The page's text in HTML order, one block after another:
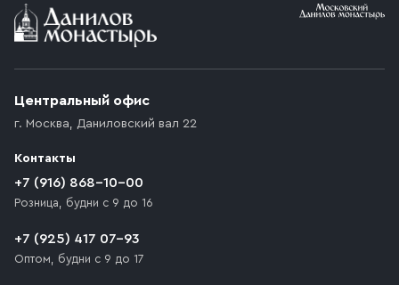
Условия доставки
возникают препятствия для подъезда автомобиля,
которое максимально близко к месту запланированной
движения. Если на территории места назначения
доставки предусмотрен платный въезд, то Покупателю
необходимо компенсировать стоимость въезда
Центральный офис
г. Москва, Даниловский вал 22
Контакты
+7 (916) 868-10-00
Розница, будни с 9 до 16
+7 (925) 417 07-93
Оптом, будни с 9 до 17